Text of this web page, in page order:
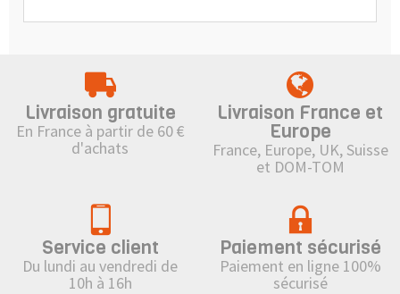
Livraison gratuite
En France à partir de 60 €
d'achats
Livraison France et
Europe
France, Europe, UK, Suisse
et DOM-TOM
Service client
Du lundi au vendredi de
10h à 16h
Paiement sécurisé
Paiement en ligne 100%
sécurisé